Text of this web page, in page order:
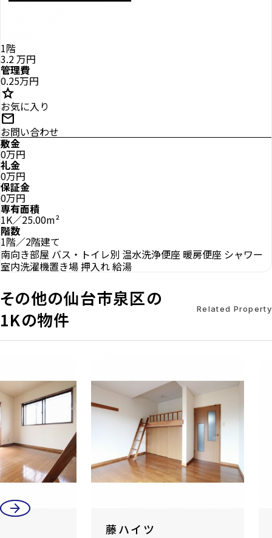
1階
3.2万円
管理費
0.25万円
star
お気に入り
mail
お問い合わせ
敷金
0万円
礼金
0万円
保証金
0万円
専有面積
1K／25.00m²
階数
1階／2階建て
南向き部屋 バス・トイレ別 温水洗浄便座 暖房便座 シャワー
室内洗濯機置き場 押入れ給湯
その他の仙台市泉区の
1Kの物件
Related Property
arrow_back
arrow_forward
藤ハイツ